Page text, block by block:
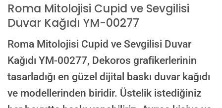
E-posta ile de gönderebilirsiniz:
Roma Mitolojisi Cupid ve Sevgilisi
Duvar Kağıdı YM-00277
Roma Mitolojisi Cupid ve Sevgilisi Duvar
Kağıdı YM-00277, Dekoros grafikerlerinin
tasarladığı en güzel dijital baskı duvar kağıdı
ve modellerinden biridir. Üstelik istediğiniz